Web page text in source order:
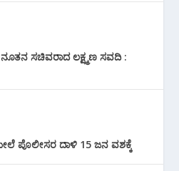
ಸಚಿವರಾದ ಲಕ್ಷ್ಮಣ ಸವದಿ :
ಪೊಲೀಸರ ದಾಳಿ 15 ಜನ ವಶಕ್ಕೆ